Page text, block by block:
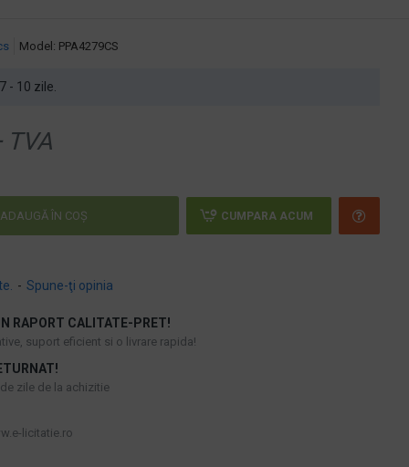
Model: PPA4279CS
- 10 zile.
- Spune-ţi opinia
TVA
ADAUGĂ ÎN COŞ CUMPARA ACUM
RAPORT CALITATE-PRET!
suport eficient si o livrare rapida!
zile de la achizitie
licitatie.ro